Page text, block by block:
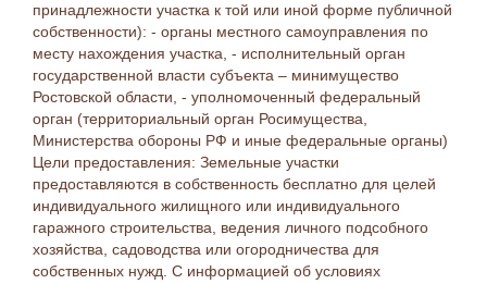
принадлежности участка к той или иной форме публичной
собственности): - органы местного самоуправления по
месту нахождения участка, - исполнительный орган
государственной власти субъекта – минимущество
Ростовской области, - уполномоченный федеральный
орган (территориальный орган Росимущества,
Министерства обороны РФ и иные федеральные органы)
Цели предоставления: Земельные участки
предоставляются в собственность бесплатно для целей
индивидуального жилищного или индивидуального
гаражного строительства, ведения личного подсобного
хозяйства, садоводства или огородничества для
собственных нужд. С информацией об условиях